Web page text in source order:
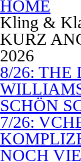
HOME
Kling &
KURZ
2026
8/26:
SCHÖN
7/26:
NOCH